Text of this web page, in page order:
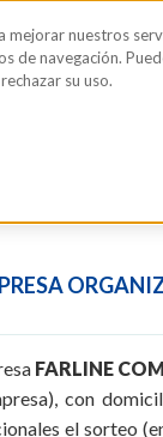
Gafas de Sol
BASES
FARLINE
con
el sorteo
nuestros
de navegación.
su uso.